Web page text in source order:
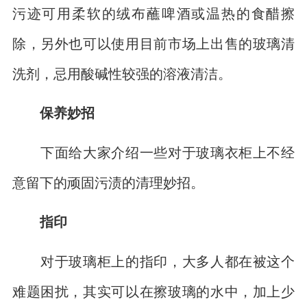
污迹可用柔软的绒布蘸啤酒或温热的食醋擦
除，另外也可以使用目前市场上出售的玻璃清
洗剂，忌用酸碱性较强的溶液清洁。
保养妙招
下面给大家介绍一些对于玻璃衣柜上不经
意留下的顽固污渍的清理妙招。
指印
对于玻璃柜上的指印，大多人都在被这个
难题困扰，其实可以在擦玻璃的水中，加上少